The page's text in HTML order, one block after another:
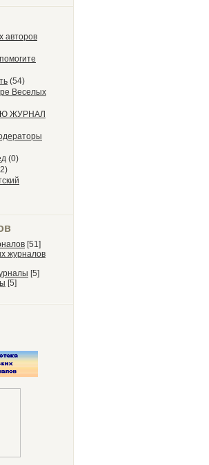
авторов
(54)
Веселых
ЖУРНАЛ
(0)
[51]
журналов
[5]
[5]